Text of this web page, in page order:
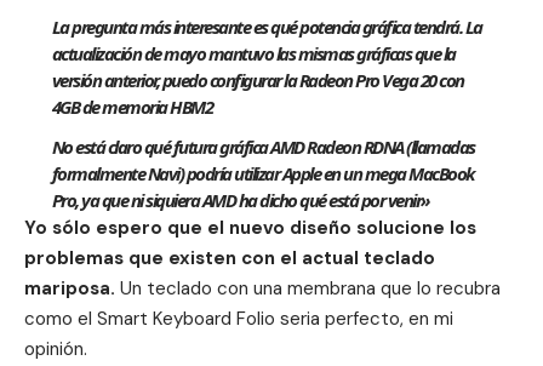
La pregunta más interesante es qué potencia gráfica tendrá. La
actualización de mayo mantuvo las mismas gráficas que la
versión anterior, puedo configurar la Radeon Pro Vega 20 con
4GB de memoria HBM2
No está claro qué futura gráfica AMD Radeon RDNA (llamadas
formalmente Navi) podría utilizar Apple en un mega MacBook
Pro, ya que ni siquiera AMD ha dicho qué está por venir»
Yo sólo espero que el nuevo diseño solucione los
problemas que existen con el actual teclado
mariposa. Un teclado con una membrana que lo recubra
como el Smart Keyboard Folio seria perfecto, en mi
opinión.